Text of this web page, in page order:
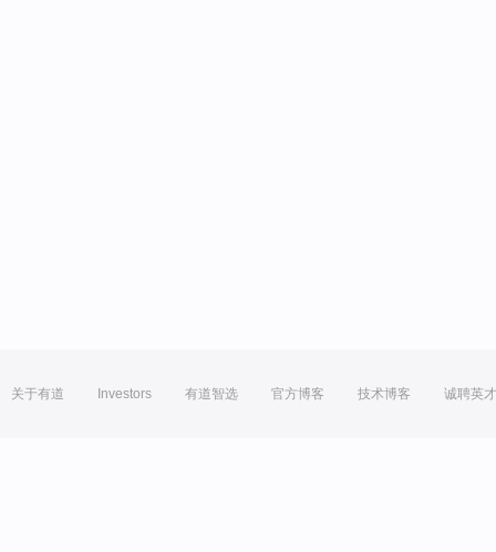
关于有道 Investors 有道智选 官方博客 技术博客 诚聘英才